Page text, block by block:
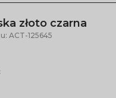
złoto czarna
ACT-125645